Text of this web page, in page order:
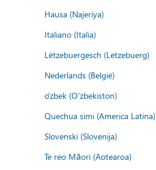
Hausa (Najeriya)
Italiano (Italia)
Lëtzebuergesch (Lëtzebuerg)
Nederlands (België)
o'zbek (O'zbekiston)
Quechua simi (America Latina)
Slovenski (Slovenija)
Te reo Māori (Aotearoa)